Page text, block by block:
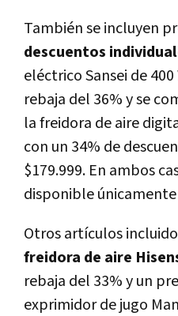
También se incluyen
descuentos
eléctrico Sansei de
rebaja del 36% y se
la freidora de aire
con un 34% de
$179.999. En ambos
disponible
Otros artículos
freidora de aire
rebaja del 33% y un
exprimidor de jugo